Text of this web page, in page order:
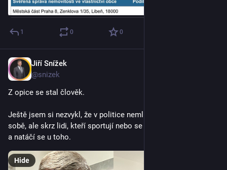
1 0 0
Jiří Snížek
@snizek
Z opice se stal člověk.
Ještě jsem si nezvykl, že v politice nemluví myšlenky samy o
sobě, ale skrz lidi, kteří sportují nebo se převlékají za hranolky
a natáčí se u toho.
Hide